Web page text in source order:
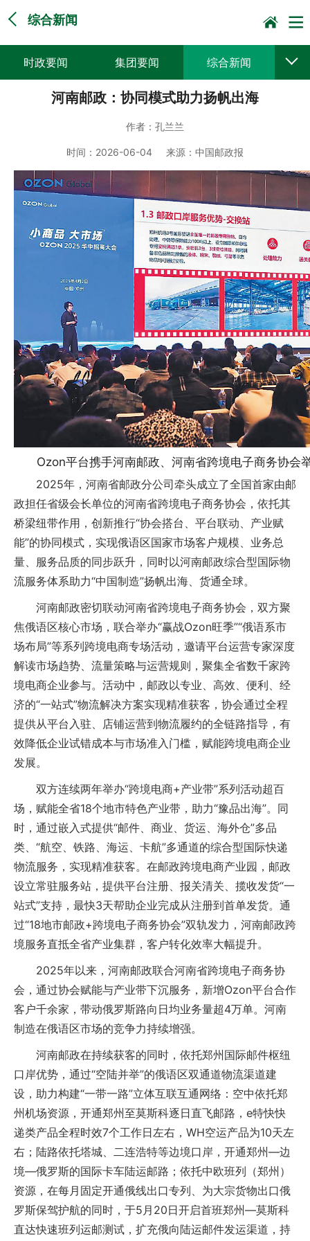
综合新闻
时政要闻 集团要闻 综合新闻
媒体聚焦 党建动态 普遍服务
企业文化
河南邮政：协同模式助力扬帆出海
作者： 孔兰兰
时间： 2026-06-04 来源： 中国邮政报
Ozon平台携手河南邮政、河南省跨境电子商务协会
2025年，河南省邮政分公司牵头成立了全国首家由邮
政担任省级会长单位的河南省跨境电子商务协会，依托其
桥梁纽带作用，创新推行“协会搭台、平台联动、产业赋
能”的协同模式，实现俄语区国家市场客户规模、业务总
量、服务品质的同步跃升，同时以河南邮政综合型国际物
流服务体系助力“中国制造”扬帆出海、货通全球。
河南邮政密切联动河南省跨境电子商务协会，双方聚
焦俄语区核心市场，联合举办“赢战Ozon旺季”“俄语系市
场布局”等系列跨境电商专场活动，邀请平台运营专家深度
解读市场趋势、流量策略与运营规则，聚集全省数千家跨
境电商企业参与。活动中，邮政以专业、高效、便利、经
济的“一站式”物流解决方案实现精准获客，协会通过全程
提供从平台入驻、店铺运营到物流履约的全链路指导，有
效降低企业试错成本与市场准入门槛，赋能跨境电商企业
发展。
双方连续两年举办“跨境电商+产业带”系列活动超百
场，赋能全省18个地市特色产业带，助力“豫品出海”。同
时，通过嵌入式提供“邮件、商业、货运、海外仓”多品
类、“航空、铁路、海运、卡航”多通道的综合型国际快递
物流服务，实现精准获客。在邮政跨境电商产业园，邮政
设立常驻服务站，提供平台注册、报关清关、揽收发货“一
站式”支持，最快3天帮助企业完成从注册到首单发货。通
过“18地市邮政+跨境电子商务协会”双轨发力，河南邮政跨
境服务直抵全省产业集群，客户转化效率大幅提升。
2025年以来，河南邮政联合河南省跨境电子商务协
会，通过协会赋能与产业带下沉服务，新增Ozon平台合作
客户千余家，带动俄罗斯路向日均业务量超4万单。河南
制造在俄语区市场的竞争力持续增强。
河南邮政在持续获客的同时，依托郑州国际邮件枢纽
口岸优势，通过“空陆并举”的俄语区双通道物流渠道建
设，助力构建“一带一路”立体互联互通网络：空中依托郑
州机场资源，开通郑州至莫斯科逐日直飞邮路，e特快快
递类产品全程时效7个工作日左右，WH空运产品为10天左
右；陆路依托塔城、二连浩特等边境口岸，开通郑州—边
境—俄罗斯的国际卡车陆运邮路；依托中欧班列（郑州）
资源，在每月固定开通俄线出口专列、为大宗货物出口俄
罗斯保驾护航的同时，于5月20日开启首班郑州—莫斯科
直达快速班列运邮测试，扩充俄向陆运邮件发运渠道，持